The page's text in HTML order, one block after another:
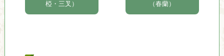
（春蘭）
椏・三叉）